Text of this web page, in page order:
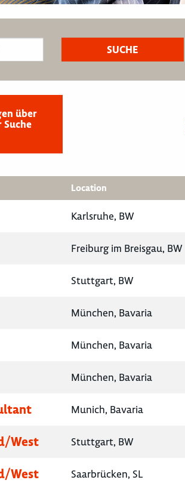
über
Location
Karlsruhe, BW
Freiburg im Breisgau, BW
Stuttgart, BW
München, Bavaria
München, Bavaria
München, Bavaria
Munich, Bavaria
West Stuttgart, BW
West Saarbrücken, SL